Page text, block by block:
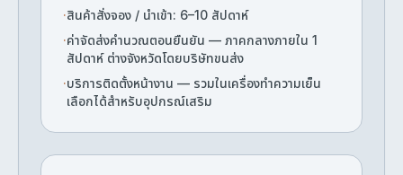
·สินค้าสั่งจอง / นำเข้า: 6–10 สัปดาห์
·ค่าจัดส่งคำนวณตอนยืนยัน — ภาคกลางภายใน 1
สัปดาห์ ต่างจังหวัดโดยบริษัทขนส่ง
·บริการติดตั้งหน้างาน — รวมในเครื่องทำความเย็น
เลือกได้สำหรับอุปกรณ์เสริม